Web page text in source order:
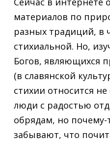
материалов по
разных традиций, в
стихиальной. Но,
Богов, являющихся
(в славянской
стихии относится
люди с радостью
обрядам, но
забывают, что